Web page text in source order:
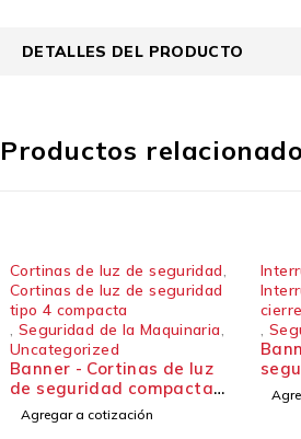
DETALLES DEL PRODUCTO
Productos
luz de seguridad,
luz de seguridad
de la Maquinaria,
de luz
compactas
aplicaciones
básica LP
Interruptores de
Interruptores de
,Seguridad de
Banner -
seguridad con
bloqueo,
Agregar a